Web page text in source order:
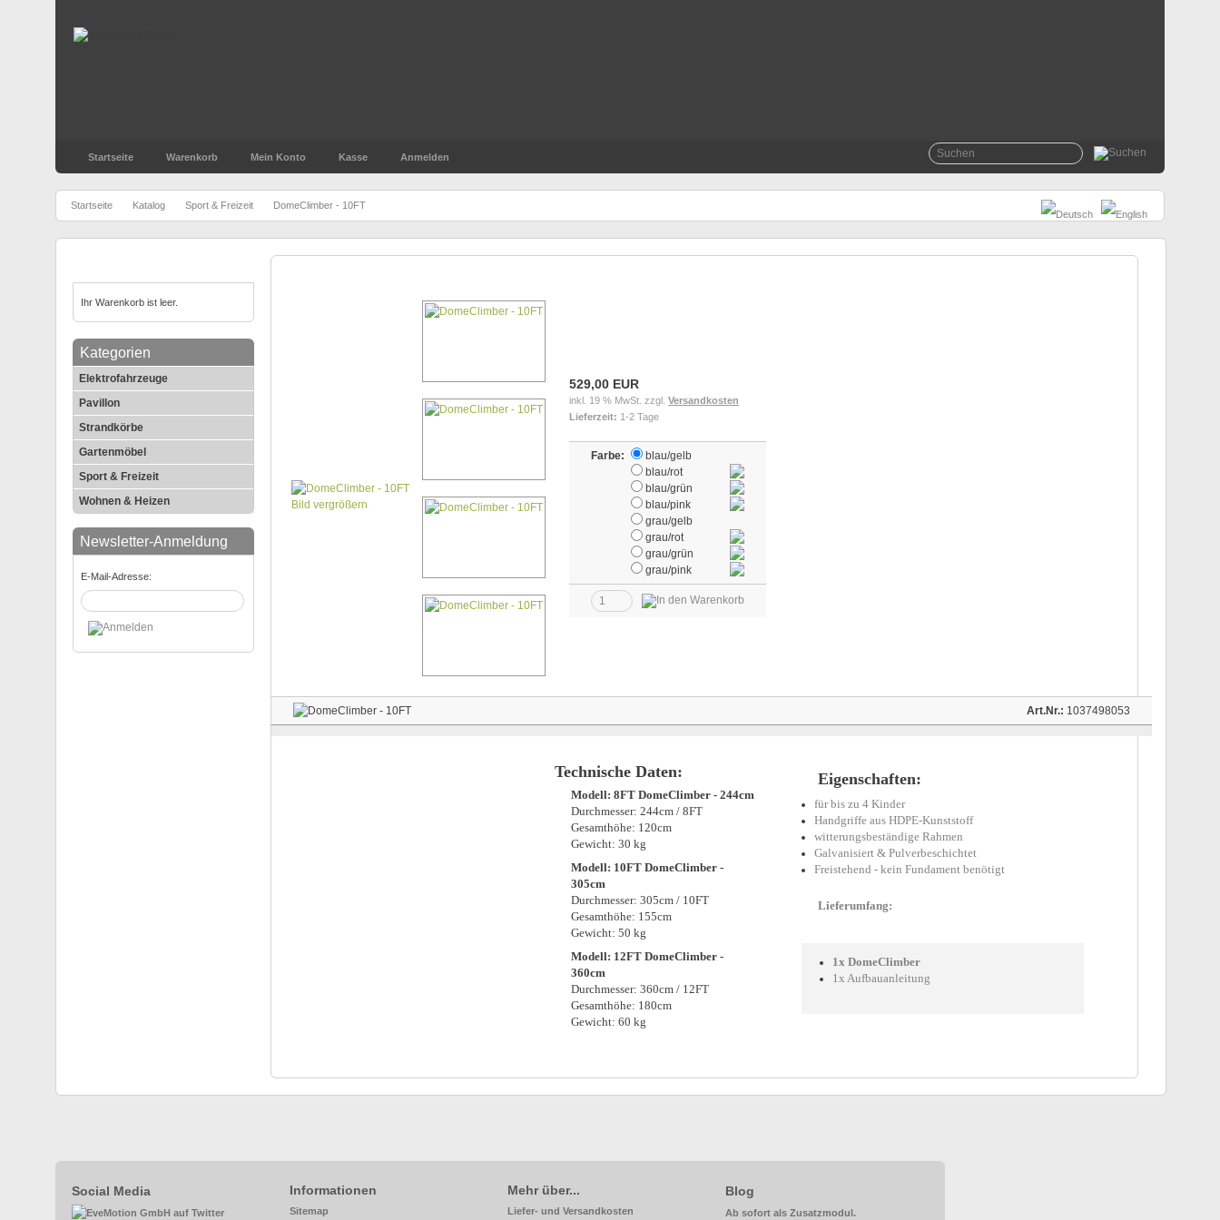
Startseite Warenkorb Mein Konto Kasse Anmelden
Startseite Katalog Sport & Freizeit DomeClimber - 10FT
Ihr Warenkorb ist leer.
Kategorien
Elektrofahrzeuge
Pavillon
Strandkörbe
Gartenmöbel
Sport & Freizeit
Wohnen & Heizen
Newsletter-Anmeldung
E-Mail-Adresse:
Bild vergrößern
529,00 EUR
inkl. 19 % MwSt. zzgl. Versandkosten
Lieferzeit: 1-2 Tage
Farbe:
blau/gelb
blau/rot
blau/grün
blau/pink
grau/gelb
grau/rot
grau/grün
grau/pink
Art.Nr.: 1037498053
Technische Daten:
Modell: 8FT DomeClimber - 244cm
Durchmesser: 244cm / 8FT
Gesamthöhe: 120cm
Gewicht: 30 kg
Modell: 10FT DomeClimber -
305cm
Durchmesser: 305cm / 10FT
Gesamthöhe: 155cm
Gewicht: 50 kg
Modell: 12FT DomeClimber -
360cm
Durchmesser: 360cm / 12FT
Gesamthöhe: 180cm
Gewicht: 60 kg
Eigenschaften:
für bis zu 4 Kinder
Handgriffe aus HDPE-Kunststoff
witterungsbeständige Rahmen
Galvanisiert & Pulverbeschichtet
Freistehend - kein Fundament benötigt
Lieferumfang:
1x DomeClimber
1x Aufbauanleitung
Social Media Informationen
Sitemap
Mehr über...
Liefer- und Versandkosten
Blog
Ab sofort als Zusatzmodul.